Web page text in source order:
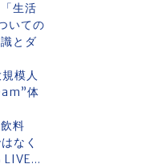
生活
いての
とダ
模人
体
料
なく
LIVE...